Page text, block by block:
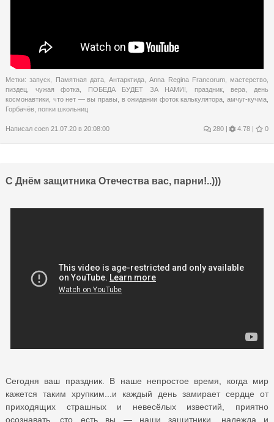
Метки:запуск, Памятная дата, Антарктида,Anna Regina Francorum, мастерство,
пиздец, чужая фотка, ПОБЕДА БУДЕТ ЗА НАМИ!, праздник,вера,день
космонавтики, что нет — вы правы, в ожидании фоток калькулятора,амчуг-кучма,
Горбачёв, попки школьниц
Написал coen 21.07.20 в 20:08:00 280 4.78 | 0
С Днём защитника Отечества вас, парни!..)))
Сегодня ваш праздник. В наше непростое время, когда мир
кажется таким хрупким...и каждый день замирает сердце от
приходящих страшных и невесёлых известий, приятно
осознавать, сто есть вы — наши защитники, надежда и